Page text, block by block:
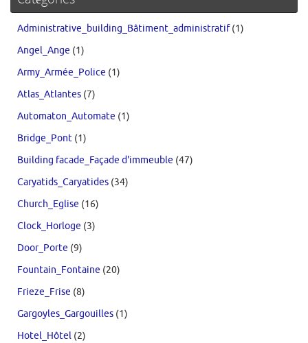
Administrative_building_Bâtiment_administratif(1)
Angel_Ange (1)
Army_Armée_Police (1)
Atlas_Atlantes (7)
Automaton_Automate (1)
Bridge_Pont (1)
Building facade_Façade d'immeuble (47)
Caryatids_Caryatides (34)
Church_Eglise (16)
Clock_Horloge (3)
Door_Porte (9)
Fountain_Fontaine (20)
Frieze_Frise (8)
Gargoyles_Gargouilles (1)
Hotel_Hôtel (2)